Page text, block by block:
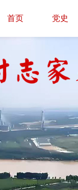
首页 党史